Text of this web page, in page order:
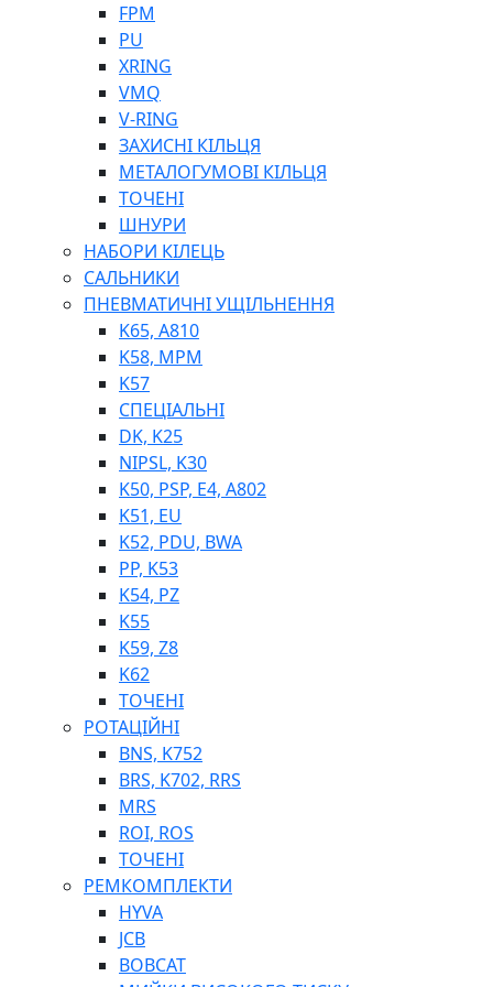
ШЛАНГИ, ТРУБКИ
ШПРИЦИ МАСТИЛЬНІ
ТОСОЛ, АНТИФРИЗ
ОЛИВА-ПАЛИВО
ПОВІТРЯ-ВОДА
ДЛЯ ЗВАРЮВАННЯ
НАПІРНО-ВСМОКТУЮЧІ
ФІЛЬТРИ ДЛЯ ПАЛЬНОГО
ПІДДОНИ ДЛЯ БОЧОК
МОДУЛЬНІ АЗС
МЕТРОЛОГІЧНЕ ОБЛАДНАННЯ
ЛІЧИЛЬНИКИ І ВИТРАТОМІРИ ДЛЯ ПАЛЬНОГО
КОТУШКИ ДЛЯ ШЛАНГІВ
НАСОСИ ДЛЯ ПАЛЬНОГО
МОБІЛЬНІ КОЛОНКИ ТА КОМПЛЕКТИ ЗАПРАВКИ
СТАЦІОНАРНІ КОЛОНКИ
ПІСТОЛЕТИ
КОМПЛЕКТУЮЧІ ДЛЯ РУКАВІВ ВИСОКОГО ТИСКУ
FPM
PU
XRING
VMQ
V-RING
ЗАХИСНІ КІЛЬЦЯ
МЕТАЛОГУМОВІ КІЛЬЦЯ
ТОЧЕНІ
ШНУРИ
НАБОРИ КІЛЕЦЬ
САЛЬНИКИ
ПНЕВМАТИЧНІ УЩІЛЬНЕННЯ
K65, A810
K58, MPM
K57
СПЕЦІАЛЬНІ
DK, K25
NIPSL, K30
K50, PSP, E4, A802
K51, EU
K52, PDU, BWA
PP, K53
K54, PZ
K55
K59, Z8
K62
ТОЧЕНІ
РОТАЦІЙНІ
BNS, K752
BRS, K702, RRS
MRS
ROI, ROS
ТОЧЕНІ
РЕМКОМПЛЕКТИ
HYVA
JCB
BOBCAT